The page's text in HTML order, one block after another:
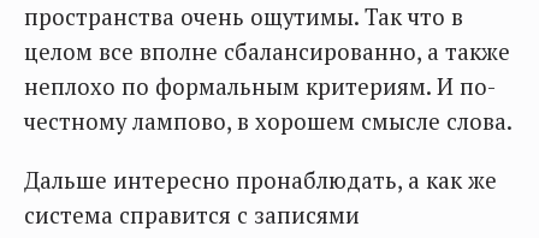
пространства очень ощутимы. Так что в
целом все вполне сбалансированно, а также
неплохо по формальным критериям. И по-
честному лампово, в хорошем смысле слова.
Дальше интересно пронаблюдать, а как же
система справится с записями